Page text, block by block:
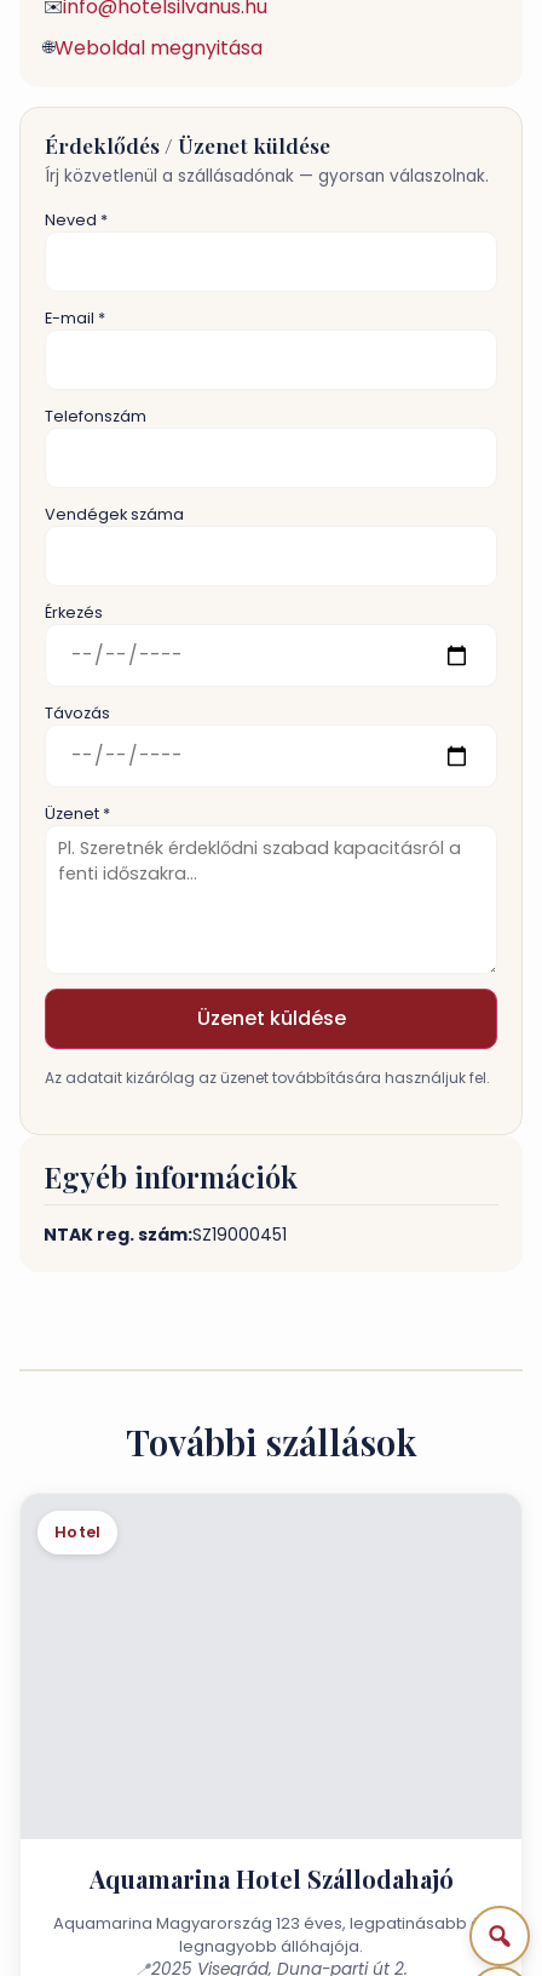
✉️info@hotelsilvanus.hu
🌐Weboldal megnyitása
Érdeklődés / Üzenet küldése
Írj közvetlenül a szállásadónak — gyorsan válaszolnak.
Neved *
E-mail *
Telefonszám
Vendégek száma
Érkezés
Távozás
Üzenet *
Üzenet küldése
Az adatait kizárólag az üzenet továbbítására használjuk fel.
Egyéb információk
NTAK reg. szám:SZ19000451​​​​​​​
További szállások
Hotel
Aquamarina Hotel Szállodahajó
Aquamarina Magyarország 123 éves, legpatinásabb és
legnagyobb állóhajója.
📍2025 Visegrád, Duna-parti út 2.